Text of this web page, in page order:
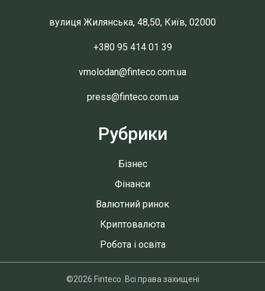
вулиця Жилянська, 48,50, Київ, 02000
+380 95 414 01 39
vmolodan@finteco.com.ua
press@finteco.com.ua
Рубрики
Бізнес
Фінанси
Валютний ринок
Криптовалюта
Робота і освіта
©2026 Finteco. Всі права захищені